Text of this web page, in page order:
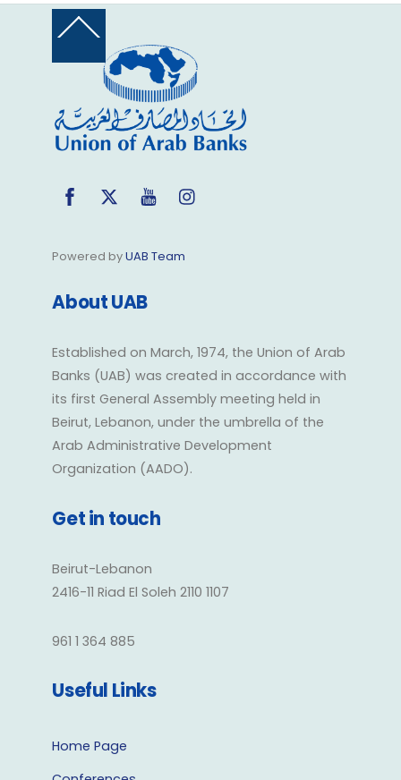
Back
Top
FacebookTwitter YouTube
Powered byUAB Team
About UAB
Established on March, 1974, the Union of Arab
Banks (UAB) was created in accordance with
its first General Assembly meeting held in
Beirut, Lebanon, under the umbrella of the
Arab Administrative Development
Organization (AADO).
Get in touch
Beirut-Lebanon
2416-11 Riad El Soleh 2110 1107
961 1 364 885
Useful Links
Home Page